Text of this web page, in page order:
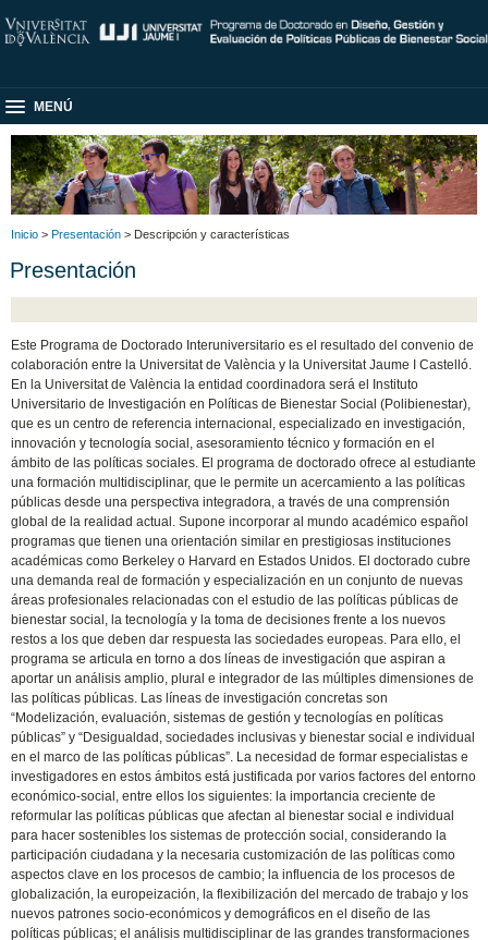
MENÚ
Inicio > Presentación > Descripción y características
Presentación
Este Programa de Doctorado Interuniversitario es el resultado del convenio de
colaboración entre la Universitat de València y la Universitat Jaume I Castelló.
En la Universitat de València la entidad coordinadora será el Instituto
Universitario de Investigación en Políticas de Bienestar Social (Polibienestar),
que es un centro de referencia internacional, especializado en investigación,
innovación y tecnología social, asesoramiento técnico y formación en el
ámbito de las políticas sociales. El programa de doctorado ofrece al estudiante
una formación multidisciplinar, que le permite un acercamiento a las políticas
públicas desde una perspectiva integradora, a través de una comprensión
global de la realidad actual. Supone incorporar al mundo académico español
programas que tienen una orientación similar en prestigiosas instituciones
académicas como Berkeley o Harvard en Estados Unidos. El doctorado cubre
una demanda real de formación y especialización en un conjunto de nuevas
áreas profesionales relacionadas con el estudio de las políticas públicas de
bienestar social, la tecnología y la toma de decisiones frente a los nuevos
restos a los que deben dar respuesta las sociedades europeas. Para ello, el
programa se articula en torno a dos líneas de investigación que aspiran a
aportar un análisis amplio, plural e integrador de las múltiples dimensiones de
las políticas públicas. Las líneas de investigación concretas son
“Modelización, evaluación, sistemas de gestión y tecnologías en políticas
públicas” y “Desigualdad, sociedades inclusivas y bienestar social e individual
en el marco de las políticas públicas”. La necesidad de formar especialistas e
investigadores en estos ámbitos está justificada por varios factores del entorno
económico-social, entre ellos los siguientes: la importancia creciente de
reformular las políticas públicas que afectan al bienestar social e individual
para hacer sostenibles los sistemas de protección social, considerando la
participación ciudadana y la necesaria customización de las políticas como
aspectos clave en los procesos de cambio; la influencia de los procesos de
globalización, la europeización, la flexibilización del mercado de trabajo y los
nuevos patrones socio-económicos y demográficos en el diseño de las
políticas públicas; el análisis multidisciplinar de las grandes transformaciones